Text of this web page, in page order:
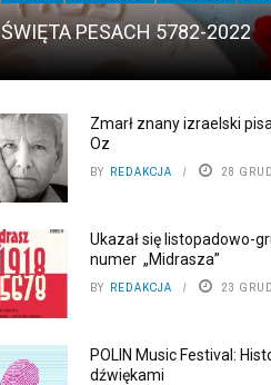
ŚWIĘTA PESACH 5782-2022
Zmarł znany izraelski
Oz
BY REDAKCJA 28
Ukazał się listopadowo-
numer „Midrasza”
BY REDAKCJA 23
POLIN Music Festival:
dźwiękami